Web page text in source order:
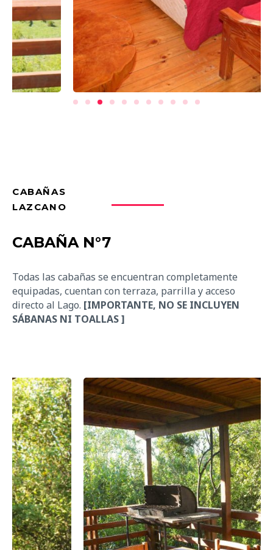
CABAÑAS
LAZCANO
CABAÑA N°7
Todas las cabañas se encuentran completamente
equipadas, cuentan con terraza, parrilla yacceso
directo al Lago. [IMPORTANTE, NO SE INCLUYEN
SÁBANAS NI TOALLAS ]